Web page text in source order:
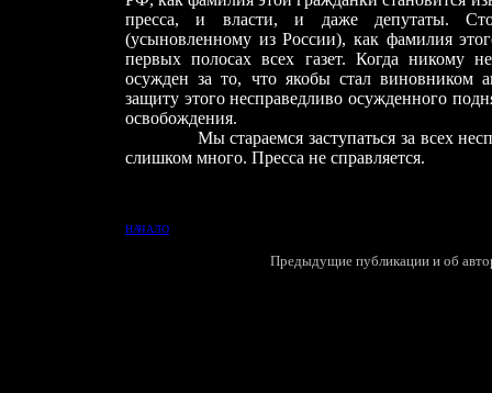
пресса, и власти, и даже депутаты.
(усыновленному из России), как фамилия
первых полосах всех газет. Когда никому
осужден за то, что якобы стал виновником
защиту этого несправедливо осужденного
освобождения.
Мы стараемся заступаться за всех
слишком много. Пресса не справляется.
НАЧАЛО
Предыдущие публикации и об